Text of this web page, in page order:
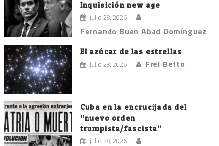
Inquisición new age
julio 28, 2026
Fernando Buen Abad Domínguez
El azúcar de las estrellas
julio 28, 2026 Frei Betto
Cuba en la encrucijada del
“nuevo orden
trumpista/fascista”
julio 28, 2026